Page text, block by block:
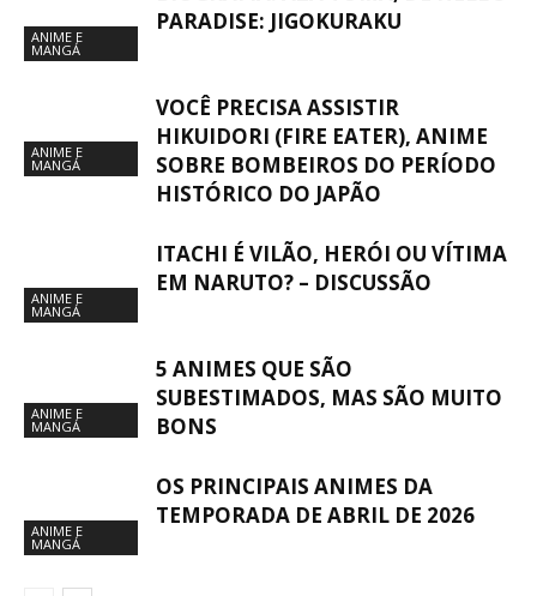
ANIME E
MANGÁ
PARADISE: JIGOKURAKU
ANIME E
MANGÁ
VOCÊ PRECISA ASSISTIR
HIKUIDORI (FIRE EATER), ANIME
SOBRE BOMBEIROS DO PERÍODO
HISTÓRICO DO JAPÃO
ANIME E
MANGÁ
ITACHI É VILÃO, HERÓI OU VÍTIMA
EM NARUTO? – DISCUSSÃO
ANIME E
MANGÁ
5 ANIMES QUE SÃO
SUBESTIMADOS, MAS SÃO MUITO
BONS
ANIME E
MANGÁ
OS PRINCIPAIS ANIMES DA
TEMPORADA DE ABRIL DE 2026